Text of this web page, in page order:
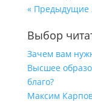
« Предыдущие
Выбор
Зачем вам
Высшее
благо?
Максим